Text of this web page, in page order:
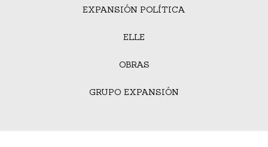
EXPANSIÓN POLÍTICA
ELLE
OBRAS
GRUPO EXPANSIÓN